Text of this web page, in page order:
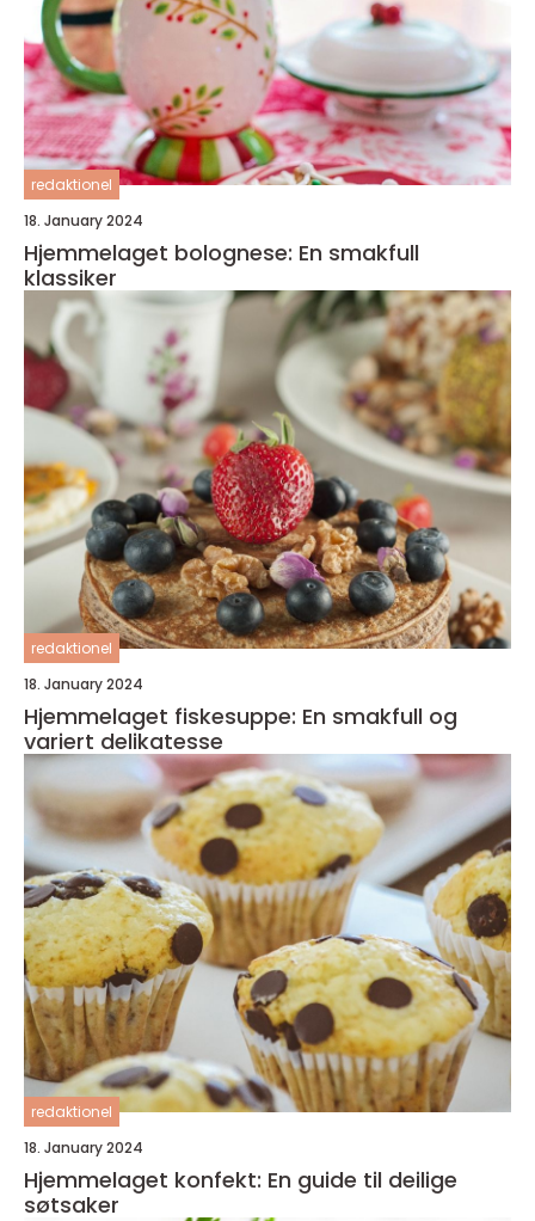
redaktionel
18. January 2024
Hjemmelaget bolognese: En smakfull
klassiker
redaktionel
18. January 2024
Hjemmelaget fiskesuppe: En smakfull og
variert delikatesse
redaktionel
18. January 2024
Hjemmelaget konfekt: En guide til deilige
søtsaker